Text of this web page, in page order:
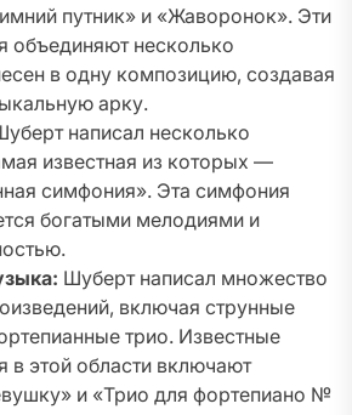
путник» и «Жаворонок». Эти
объединяют несколько
в одну композицию, создавая
арку.
написал несколько
известная из которых —
симфония». Эта симфония
богатыми мелодиями и
Шуберт написал множество
включая струнные
трио. Известные
в этой области включают
и «Трио для фортепиано №